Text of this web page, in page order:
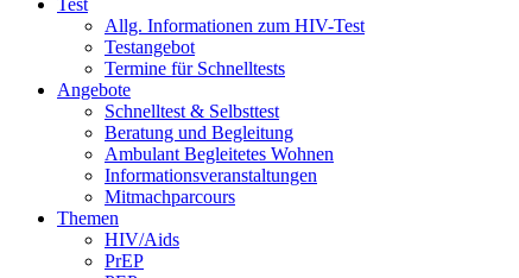
Test
Allg. Informationen zum HIV-Test
Testangebot
Termine für Schnelltests
Angebote
Schnelltest & Selbsttest
Beratung und Begleitung
Ambulant Begleitetes Wohnen
Informationsveranstaltungen
Mitmachparcours
Themen
HIV/Aids
PrEP